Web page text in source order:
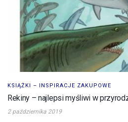
KSIĄŻKI – INSPIRACJE ZAKUPOWE
Rekiny – najlepsi myśliwi w
2 października 2019